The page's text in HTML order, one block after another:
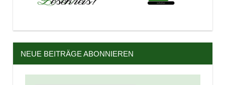
NEUE BEITRÄGE ABONNIEREN